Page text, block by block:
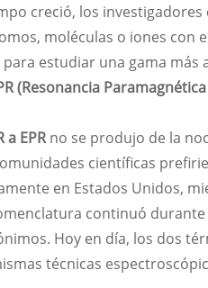
creció, los
moléculas o iones con
para estudiar una gama
(Resonancia
a EPRno se produjo de la
científicas
en Estados Unidos,
continuó
Hoy en día, los dos
técnicas